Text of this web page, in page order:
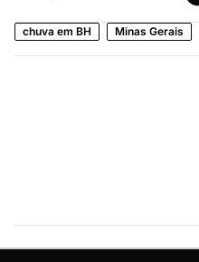
chuva em BH Minas Gerais